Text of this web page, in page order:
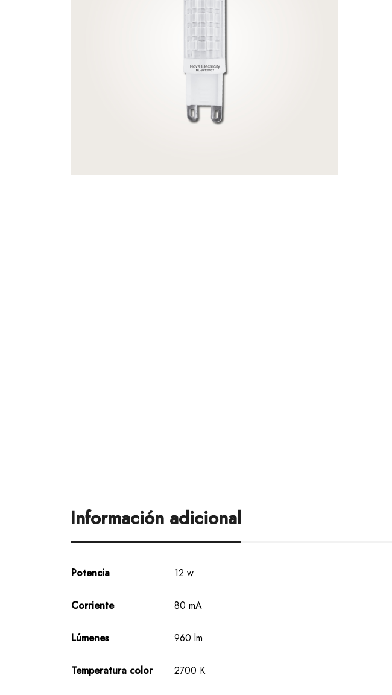
Información adicional
Potencia 12 w
Corriente 80 mA
Lúmenes 960 lm.
Temperatura color 2700 K